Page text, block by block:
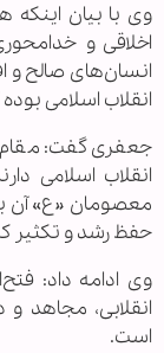
وی با بیان اینکه
اخلاقی و
انسان‌های صالح و
انقلاب اسلامی
جعفری گفت:
انقلاب اسلامی
معصومان «ع» آن
حفظ رشد و تکثیر
وی ادامه داد:
انقلابی، مجاهد
است.